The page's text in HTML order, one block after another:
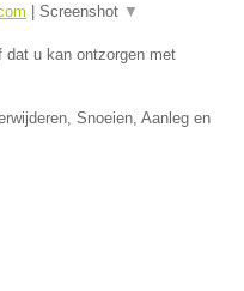
| Screenshot ▼
dat u kan ontzorgen met
Snoeien, Aanleg en